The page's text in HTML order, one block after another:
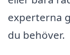
experterna
du behöver.